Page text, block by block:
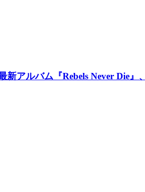
アルバム『Rebels Never Die